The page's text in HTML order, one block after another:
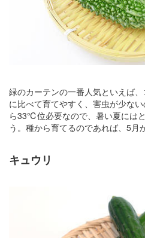
緑のカーテンの一番人気といえば
に比べて育てやすく、害虫が少な
ら33℃位必要なので、暑い夏には
う。種から育てるのであれば、5月
キュウリ